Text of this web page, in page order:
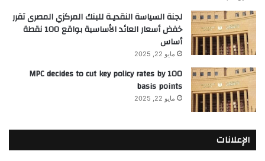
لجنة السياسة النقديـة للبنك المركزي المصرى تقرر
خفض أسعار العائد الأساسية بواقع 100 نقطة
أساس
مايو 22, 2025
MPC decides to cut key policy rates by 100
basis points
مايو 22, 2025
الإعلانات